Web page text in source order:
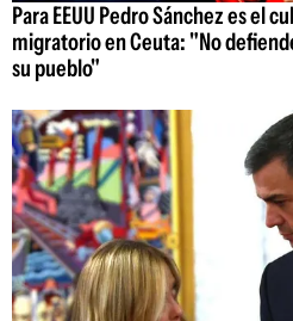
Para EEUU Pedro Sánchez es el
migratorio en Ceuta: "No
su pueblo"